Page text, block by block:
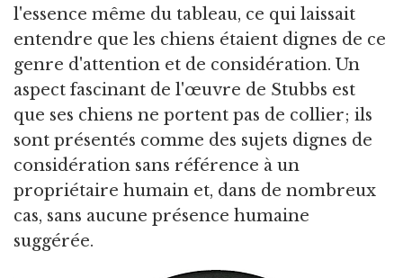
l'essence même du tableau, ce qui laissait
entendre que les chiens étaient dignes de ce
genre d'attention et de considération. Un
aspect fascinant de l'œuvre de Stubbs est
que ses chiens ne portent pas de collier; ils
sont présentés comme des sujets dignes de
considération sans référence à un
propriétaire humain et, dans de nombreux
cas, sans aucune présence humaine
suggérée.